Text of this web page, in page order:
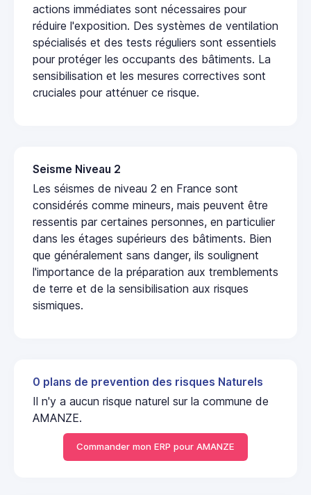
actions immédiates sont nécessaires pour
réduire l'exposition. Des systèmes de ventilation
spécialisés et des tests réguliers sont essentiels
pour protéger les occupants des bâtiments. La
sensibilisation et les mesures correctives sont
cruciales pour atténuer ce risque.
Seisme Niveau 2
Les séismes de niveau 2 en France sont
considérés comme mineurs, mais peuvent être
ressentis par certaines personnes, en particulier
dans les étages supérieurs des bâtiments. Bien
que généralement sans danger, ils soulignent
l'importance de la préparation aux tremblements
de terre et de la sensibilisation aux risques
sismiques.
0 plans de prevention des risques Naturels
Il n'y a aucun risque naturel sur la commune de
AMANZE.
Commander mon ERP pour AMANZE